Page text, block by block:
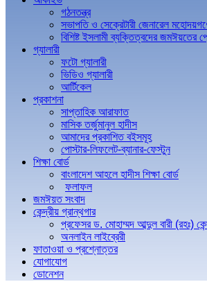
গঠনতন্ত্র
সভাপতি ও সেক্রেটারী জেনারেল
বিশিষ্ট ইসলামী ব্যক্তিত্বদের জমঈয়তের
গ্যালারী
ফটো গ্যালারী
ভিডিও গ্যালারী
আর্টিকেল
প্রকাশনা
সাপ্তাহিক আরাফাত
মাসিক তর্জুমানুল হাদীস
আমাদের প্রকাশিত বইসমূহ
পোস্টার-লিফলেট-ব্যানার-ফেস্টুন
শিক্ষা বোর্ড
বাংলাদেশ আহলে হাদীস শিক্ষা বোর্ড
ফলাফল
জমঈয়ত সংবাদ
কেন্দ্রীয় গ্রান্থগার
প্রফেসর ড. মোহাম্মদ আব্দুল বারী (রহঃ)
অনলাইন লাইব্রেরী
ফাতাওয়া ও প্রশ্নোত্তর
যোগাযোগ
ডোনেশন